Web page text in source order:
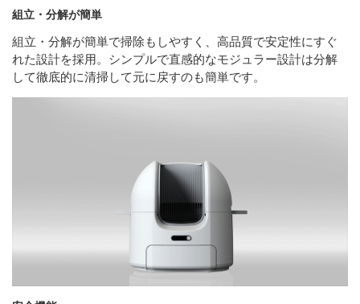
組立・分解が簡単
組立・分解が簡単で掃除もしやすく、高品質で安定性にすぐ
れた設計を採用。シンプルで直感的なモジュラー設計は分解
して徹底的に清掃して元に戻すのも簡単です。